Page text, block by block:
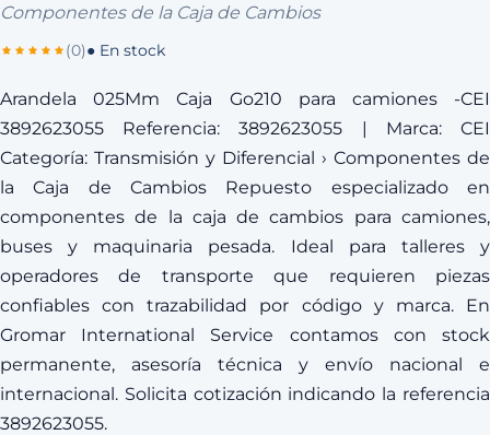
Componentes de la Caja de Cambios
(0)● En stock
Arandela 025Mm Caja Go210 para camiones -CEI
3892623055 Referencia: 3892623055 | Marca: CEI
Categoría: Transmisión y Diferencial › Componentes de
la Caja de Cambios Repuesto especializado en
componentes de la caja de cambios para camiones,
buses y maquinaria pesada. Ideal para talleres y
operadores de transporte que requieren piezas
confiables con trazabilidad por código y marca. En
Gromar International Service contamos con stock
permanente, asesoría técnica y envío nacional e
internacional. Solicita cotización indicando la referencia
3892623055.